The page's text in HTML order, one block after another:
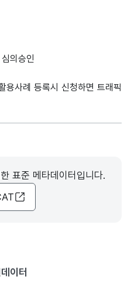
의승인
사례 등록시 신청하면 트래픽
표준 메타데이터입니다.
이터